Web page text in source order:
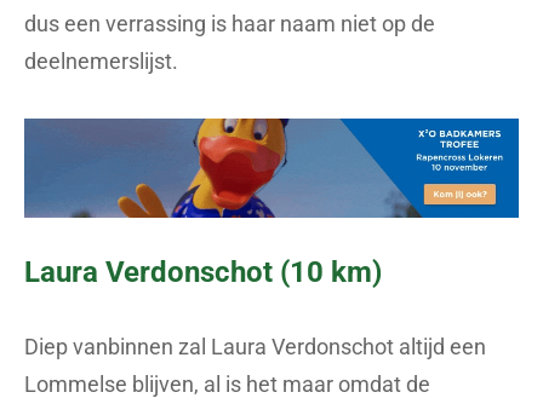
dus een verrassing is haar naam niet op de
deelnemerslijst.
Laura Verdonschot (10 km)
Diep vanbinnen zal Laura Verdonschot altijd een
Lommelse blijven, al is het maar omdat de